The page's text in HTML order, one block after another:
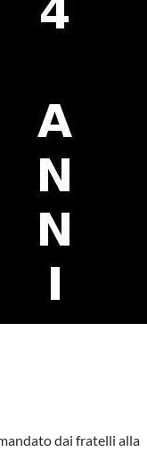
dai fratelli alla